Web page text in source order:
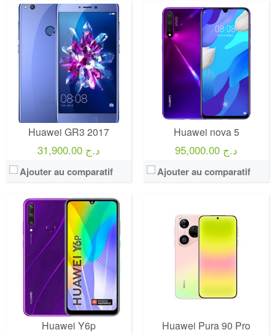
Huawei GR3 2017
31,900.00 د.ج
Ajouter au comparatif
Huawei nova 5
95,000.00 د.ج
Ajouter au comparatif
Huawei Y6p Huawei Pura 90 Pro